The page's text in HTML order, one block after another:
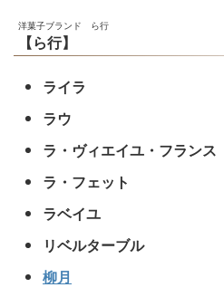
洋菓子ブランド ら行
【ら行】
ライラ
ラウ
ラ・ヴィエイユ・フランス
ラ・フェット
ラベイユ
リベルターブル
柳月